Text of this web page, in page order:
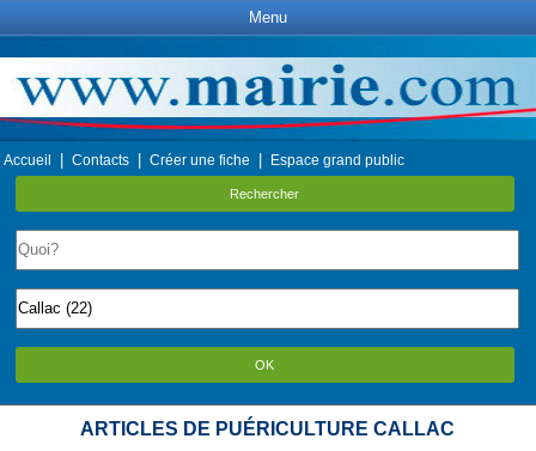
Menu
Accueil Contacts Créer une fiche Espace grand public
Rechercher
OK
ARTICLES DE PUÉRICULTURE CALLAC